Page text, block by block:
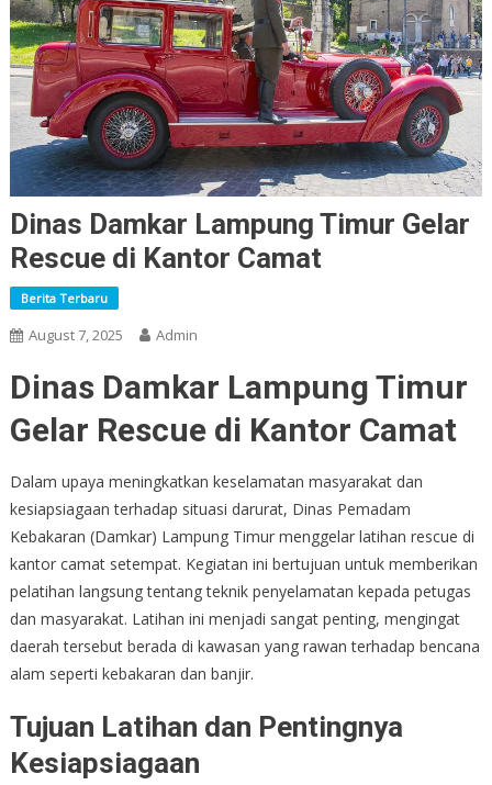
Dinas Damkar Lampung Timur Gelar
Rescue di Kantor Camat
Berita Terbaru
August 7, 2025 Admin
Dinas Damkar Lampung Timur
Gelar Rescue di Kantor Camat
Dalam upaya meningkatkan keselamatan masyarakat dan
kesiapsiagaan terhadap situasi darurat, Dinas Pemadam
Kebakaran (Damkar) Lampung Timur menggelar latihan rescue di
kantor camat setempat. Kegiatan ini bertujuan untuk memberikan
pelatihan langsung tentang teknik penyelamatan kepada petugas
dan masyarakat. Latihan ini menjadi sangat penting, mengingat
daerah tersebut berada di kawasan yang rawan terhadap bencana
alam seperti kebakaran dan banjir.
Tujuan Latihan dan Pentingnya
Kesiapsiagaan